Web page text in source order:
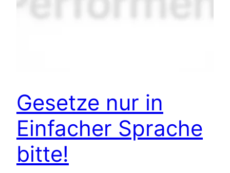
Gesetze nur in
Einfacher Sprache
bitte!